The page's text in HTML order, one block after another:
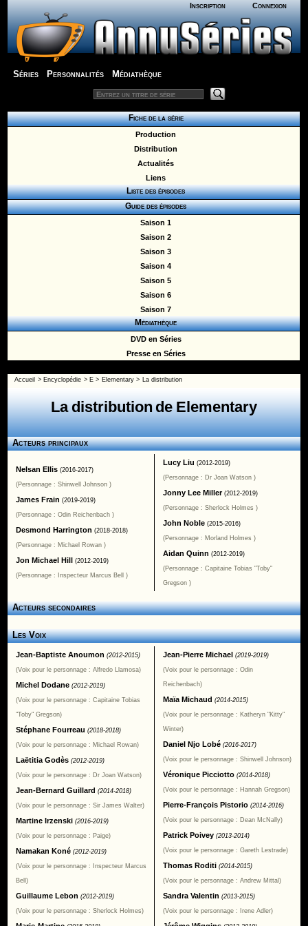
Inscription Connexion
Séries Personnalités Médiathèque
Fiche de la série
Production
Distribution
Actualités
Liens
Liste des épisodes
Guide des épisodes
Saison 1
Saison 2
Saison 3
Saison 4
Saison 5
Saison 6
Saison 7
Médiathèque
DVD en Séries
Presse en Séries
Accueil > Encyclopédie > E > Elementary> La distribution
La distribution de Elementary
Acteurs principaux
Nelsan Ellis (2016-2017)
(Personnage : Shinwell Johnson )
James Frain (2019-2019)
(Personnage : Odin Reichenbach )
Desmond Harrington (2018-2018)
(Personnage : Michael Rowan )
Jon Michael Hill (2012-2019)
(Personnage : Inspecteur Marcus Bell )
Lucy Liu (2012-2019)
(Personnage : Dr Joan Watson )
Jonny Lee Miller (2012-2019)
(Personnage : Sherlock Holmes )
John Noble (2015-2016)
(Personnage : Morland Holmes )
Aidan Quinn (2012-2019)
(Personnage : Capitaine Tobias "Toby"
Gregson )
Acteurs secondaires
Les Voix
Jean-Baptiste Anoumon (2012-2015)
(Voix pour le personnage : Alfredo Llamosa)
Michel Dodane (2012-2019)
(Voix pour le personnage : Capitaine Tobias
"Toby" Gregson)
Stéphane Fourreau (2018-2018)
(Voix pour le personnage : Michael Rowan)
Laëtitia Godès (2012-2019)
(Voix pour le personnage : Dr Joan Watson)
Jean-Bernard Guillard (2014-2018)
(Voix pour le personnage : Sir James Walter)
Martine Irzenski (2016-2019)
(Voix pour le personnage : Paige)
Namakan Koné (2012-2019)
(Voix pour le personnage : Inspecteur Marcus
Bell)
Guillaume Lebon (2012-2019)
(Voix pour le personnage : Sherlock Holmes)
Jean-Pierre Michael (2019-2019)
(Voix pour le personnage : Odin
Reichenbach)
Maïa Michaud (2014-2015)
(Voix pour le personnage : Katheryn "Kitty"
Winter)
Daniel Njo Lobé (2016-2017)
(Voix pour le personnage : Shinwell Johnson)
Véronique Picciotto (2014-2018)
(Voix pour le personnage : Hannah Gregson)
Pierre-François Pistorio (2014-2016)
(Voix pour le personnage : Dean McNally)
Patrick Poivey (2013-2014)
(Voix pour le personnage : Gareth Lestrade)
Thomas Roditi (2014-2015)
(Voix pour le personnage : Andrew Mittal)
Sandra Valentin (2013-2015)
(Voix pour le personnage : Irene Adler)